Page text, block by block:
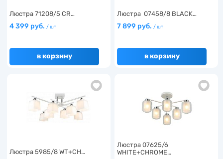
Люстра 71208/5 CR…
4 399 руб. / шт
в корзину
Люстра 07458/8 BLACK…
7 899 руб. / шт
в корзину
Люстра 5985/8 WT+CH…
Люстра 07625/6
WHITE+CHROME…